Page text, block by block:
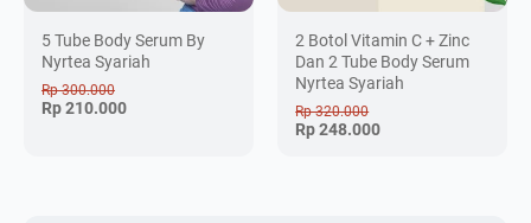
5 Tube Body Serum By
Nyrtea Syariah
Rp 300.000
Rp 210.000
2 Botol Vitamin C + Zinc
Dan 2 Tube Body Serum
Nyrtea Syariah
Rp 320.000
Rp 248.000